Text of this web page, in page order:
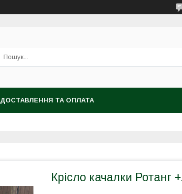
ДОСТАВЛЕННЯ ТА ОПЛАТА
Крісло качалки Ротанг